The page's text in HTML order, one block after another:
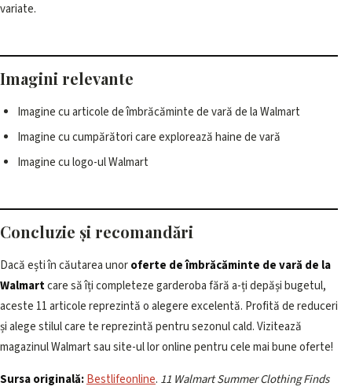
variate.
Imagini relevante
Imagine cu articole de îmbrăcăminte de vară de la Walmart
Imagine cu cumpărători care explorează haine de vară
Imagine cu logo-ul Walmart
Concluzie și recomandări
Dacă ești în căutarea unoroferte de îmbrăcăminte de vară de la
Walmartcare să îți completeze garderoba fără a-ți depăși bugetul,
aceste 11 articole reprezintă o alegere excelentă. Profită de reduceri
și alege stilul care te reprezintă pentru sezonul cald. Vizitează
magazinul Walmart sau site-ul lor online pentru cele mai bune oferte!
Sursa originală:Bestlifeonline. 11 Walmart Summer Clothing Finds